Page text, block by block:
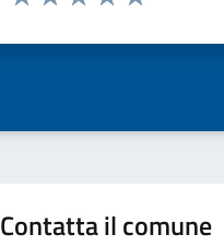
Contatta il comune